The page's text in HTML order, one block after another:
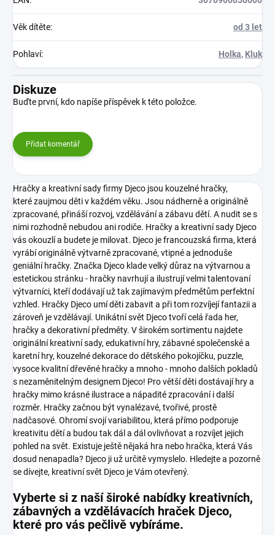
Věk dítěte: od 3 let
Pohlaví: Holka, Kluk
Diskuze
Buďte první, kdo napíše příspěvek k této položce.
Přidat komentář
Hračky a kreativní sady firmy Djeco jsou kouzelné hračky,
které zaujmou děti v každém věku. Jsou nádherně a originálně
zpracované, přináší rozvoj, vzdělávání a zábavu dětí. A nudit se s
nimi rozhodně nebudou ani rodiče. Hračky a kreativní sady Djeco
vás okouzlí a budete je milovat. Djeco je francouzská firma, která
vyrábí originálně výtvarně zpracované, vtipné a jednoduše
geniální hračky. Značka Djeco klade velký důraz na výtvarnou a
estetickou stránku - hračky navrhují a ilustrují velmi talentovaní
výtvarníci, kteří dodávají už tak zajímavým předmětům perfektní
vzhled. Hračky Djeco umí děti zabavit a při tom rozvíjejí fantazii a
zároveň je vzdělávají. Unikátní svět Djeco tvoří celá řada her,
hračky a dekorativní předměty. V širokém sortimentu najdete
originální kreativní sady, edukativní hry, zábavné společenské a
karetní hry, kouzelné dekorace do dětského pokojíčku, puzzle,
vysoce kvalitní dřevěné hračky a mnoho - mnoho dalších pokladů
s nezaměnitelným designem Djeco! Pro větší děti dostávají hry a
hračky mimo krásné ilustrace a nápadité zpracování i další
rozměr. Hračky začnou být vynalézavé, tvořivé, prostě
nadčasové. Ohromí svojí variabilitou, která přímo podporuje
kreativitu dětí a budou tak dál a dál ovlivňovat a rozvíjet jejich
pohled na svět. Existuje ještě nějaká hra nebo hračka, která Vás
dosud nenapadla? Djeco ji už určitě vymyslelo. Hledejte a pozorně
se dívejte, kreativní svět Djeco je Vám otevřený.
Vyberte si z naší široké nabídky kreativních,
zábavných a vzdělávacích hraček Djeco,
které pro vás pečlivě vybíráme.